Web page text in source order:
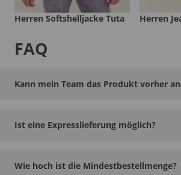
Herren Softshelljacke Tuta Herren
FAQ
Kann mein Team das Produkt vorher
Ist eine Expresslieferung möglich?
Wie hoch ist die Mindestbestellmenge?